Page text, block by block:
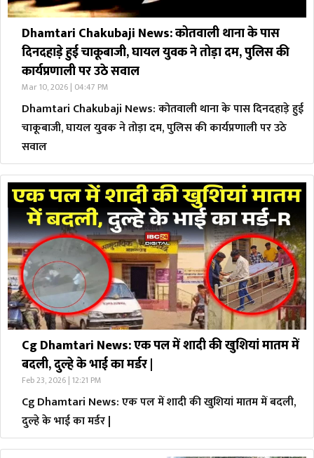
Dhamtari Chakubaji News: कोतवाली थाना के पास
दिनदहाड़े हुई चाकूबाजी, घायल युवक ने तोड़ा दम, पुलिस की
कार्यप्रणाली पर उठे सवाल
Mar 10, 2026 | 04:47 PM
Dhamtari Chakubaji News: कोतवाली थाना के पास दिनदहाड़े हुई
चाकूबाजी, घायल युवक ने तोड़ा दम, पुलिस की कार्यप्रणाली पर उठे
सवाल
Cg Dhamtari News: एक पल में शादी की खुशियां मातम में
बदली, दुल्हे के भाई का मर्डर |
Feb 23, 2026 | 12:21 PM
Cg Dhamtari News: एक पल में शादी की खुशियां मातम में बदली,
दुल्हे के भाई का मर्डर |